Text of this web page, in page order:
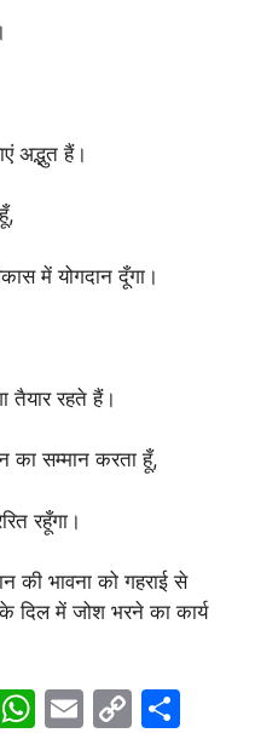
अद्भुत हैं।
में योगदान दूँगा।
तैयार रहते हैं।
का सम्मान करता हूँ,
रहूँगा।
की भावना को गहराई से
के दिल में जोश भरने का कार्य
W E
C